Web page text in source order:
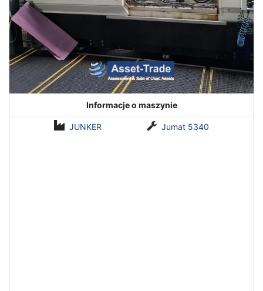
Informacje o maszynie
JUNKER Jumat 5340